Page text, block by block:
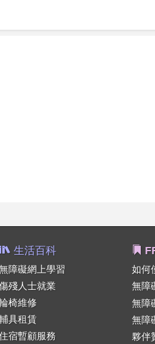
生活百科
障礙網上學習
殘人士就業
椅維修
具租賃
宿暫顧服務
如何
無障
無障
無障
夥伴